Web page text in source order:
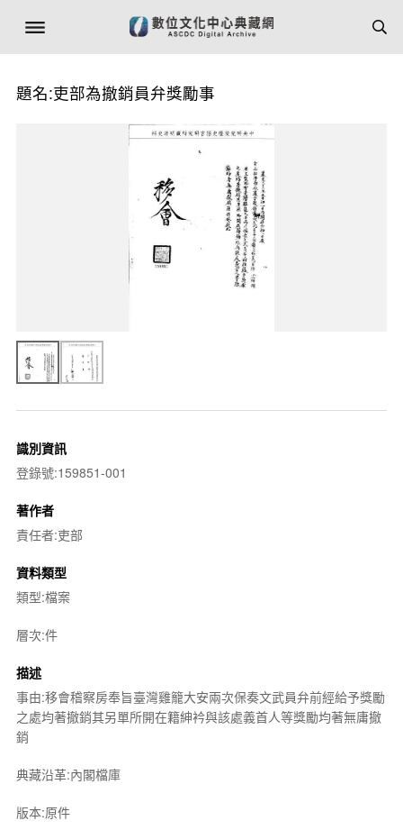
題名:吏部為撤銷員弁獎勵事
識別資訊
登錄號:159851-001
著作者
責任者:吏部
資料類型
類型:檔案
層次:件
描述
事由:移會稽察房奉旨臺灣雞籠大安兩次保奏文武員弁前經給予獎勵
之處均著撤銷其另單所開在籍紳衿與該處義首人等獎勵均著無庸撤
銷
典藏沿革:內閣檔庫
版本:原件